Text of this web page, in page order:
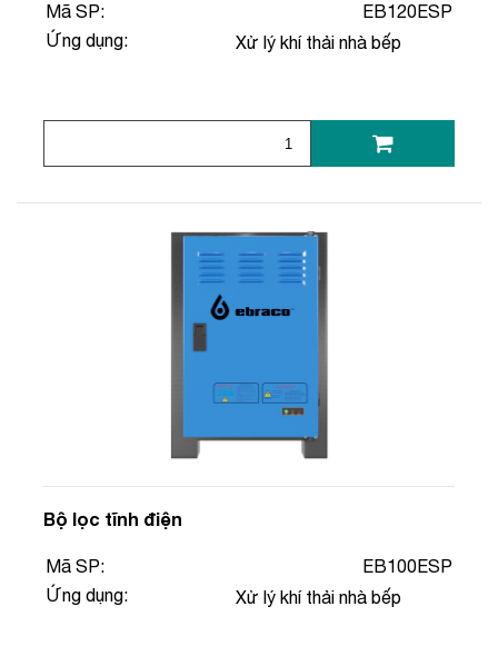
Mã SP:
EB120ESP
Ứng dụng:
Xử lý khí thải nhà bếp
Bộ lọc tĩnh điện
Mã SP:
EB100ESP
Ứng dụng:
Xử lý khí thải nhà bếp